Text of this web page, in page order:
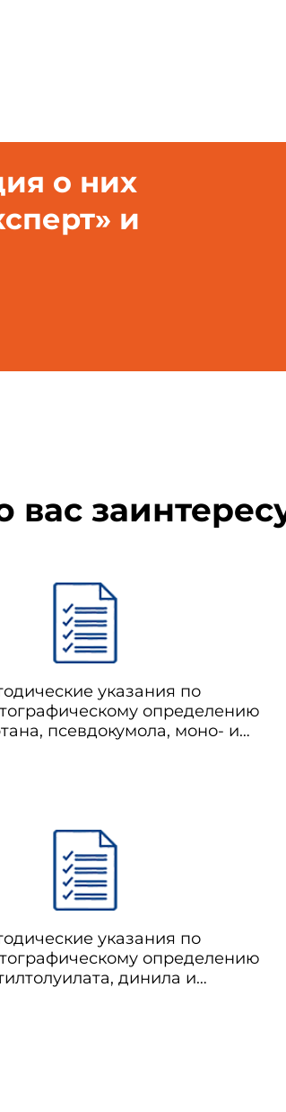
о них
и
вас
указания по
определению
псевдокумола, моно- и
указания по
определению
динила и